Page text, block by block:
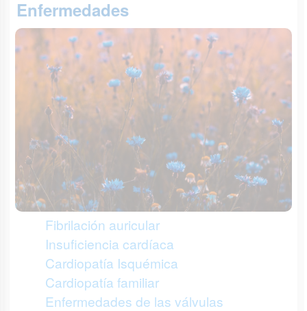
Enfermedades
Fibrilación auricular
Insuficiencia cardíaca
Cardiopatía Isquémica
Cardiopatía familiar
Enfermedades de las válvulas